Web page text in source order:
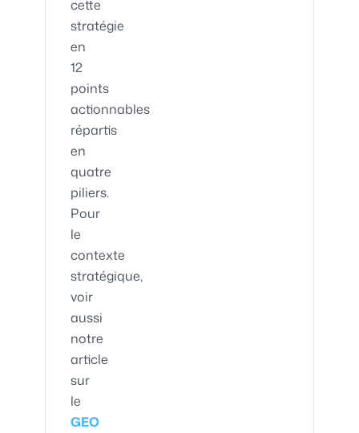
cette
stratégie
en
12
points
actionnables
répartis
en
quatre
piliers.
Pour
le
contexte
stratégique,
voir
aussi
notre
article
sur
le
GEO